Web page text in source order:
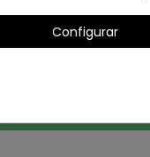
Configurar